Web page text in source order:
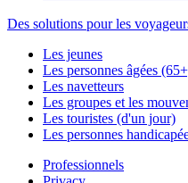
Des solutions pour les
Les jeunes
Les personnes âgées
Les navetteurs
Les groupes et les
Les touristes (d'un jour)
Les personnes
Professionnels